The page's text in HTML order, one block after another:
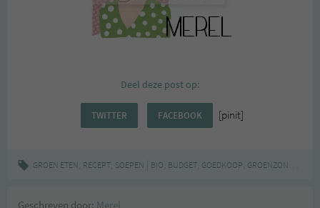
Deel deze post op:
TWITTER FACEBOOK [pinit]
GROEN ETEN, RECEPT, SOEPEN BIO, BUDGET, GOEDKOOP, GROENZONDERPOEN
Geschreven door: Merel